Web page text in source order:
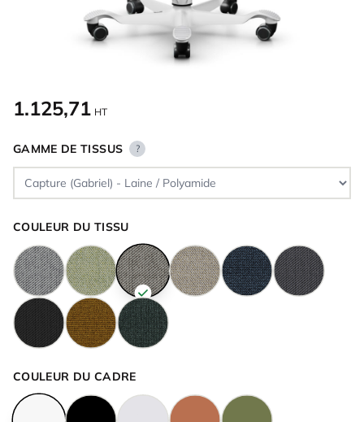
1.125,71 HT
GAMME DE TISSUS ?
COULEUR DU TISSU
COULEUR DU CADRE